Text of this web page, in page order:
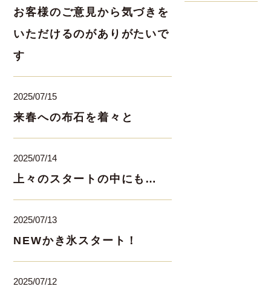
お客様のご意見から気づきを
いただけるのがありがたいで
す
2025/07/15
来春への布石を着々と
2025/07/14
上々のスタートの中にも…
2025/07/13
NEWかき氷スタート！
2025/07/12